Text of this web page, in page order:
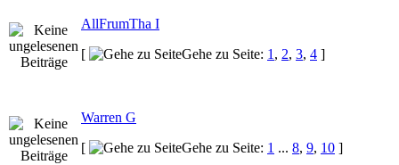
AllFrumTha I
[
Gehe zu Seite: 1 , 2, 3, 4 ]
Warren G
[
Gehe zu Seite: 1 ... 8, 9, 10 ]